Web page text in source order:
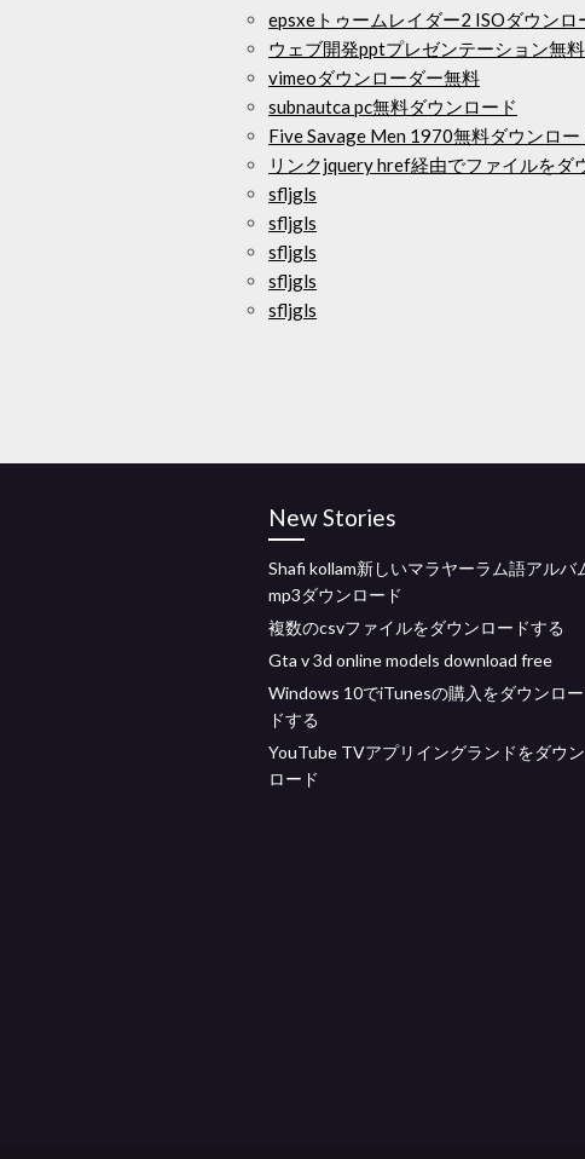
epsxeトゥームレイダー2 ISOダウンロ
ウェブ開発pptプレゼンテーション無
vimeoダウンローダー無料
subnautca pc無料ダウンロード
Five Savage Men 1970無料ダウンロ
リンクjquery href経由でファイルをダ
sfljgls
sfljgls
sfljgls
sfljgls
sfljgls
New Stories
Shafi kollam新しいマラヤーラム語アルバ
mp3ダウンロード
複数のcsvファイルをダウンロードする
Gta v 3d online models download free
Windows 10でiTunesの購入をダウンロー
ドする
YouTube TVアプリイングランドをダウン
ロード